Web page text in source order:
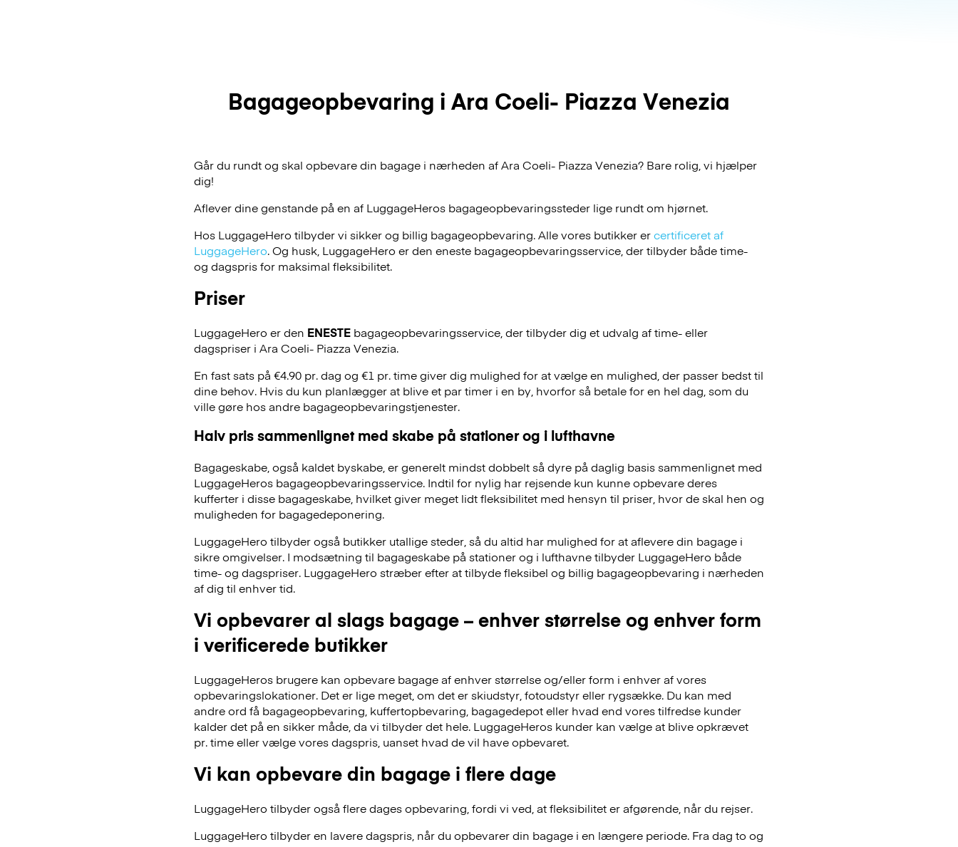
Bagageopbevaring i Ara Coeli- Piazza Venezia
Går du rundt og skal opbevare din bagage i nærheden af Ara Coeli- Piazza Venezia? Bare rolig, vi hjælper
dig!
Aflever dine genstande på en af LuggageHeros bagageopbevaringssteder lige rundt om hjørnet.
Hos LuggageHero tilbyder vi sikker og billig bagageopbevaring. Alle vores butikker ercertificeret af
LuggageHero. Og husk, LuggageHero er den eneste bagageopbevaringsservice, der tilbyder både time-
og dagspris for maksimal fleksibilitet.
Priser
LuggageHero er den ENESTE bagageopbevaringsservice, der tilbyder dig et udvalg af time- eller
dagspriser i Ara Coeli- Piazza Venezia.
En fast sats på €4.90 pr. dag og €1 pr. time giver dig mulighed for at vælge en mulighed, der passer bedst til
dine behov. Hvis du kun planlægger at blive et par timer i en by, hvorfor så betale for en hel dag, som du
ville gøre hos andre bagageopbevaringstjenester.
Halv pris sammenlignet med skabe på stationer og i lufthavne
Bagageskabe, også kaldet byskabe, er generelt mindst dobbelt så dyre på daglig basis sammenlignet med
LuggageHeros bagageopbevaringsservice. Indtil for nylig har rejsende kun kunne opbevare deres
kufferter i disse bagageskabe, hvilket giver meget lidt fleksibilitet med hensyn til priser, hvor de skal hen og
muligheden for bagagedeponering.
LuggageHero tilbyder også butikker utallige steder, så du altid har mulighed for at aflevere din bagage i
sikre omgivelser. I modsætning til bagageskabe på stationer og i lufthavne tilbyder LuggageHero både
time- og dagspriser. LuggageHero stræber efter at tilbyde fleksibel og billig bagageopbevaring i nærheden
af dig til enhver tid.
Vi opbevarer al slags bagage – enhver størrelse og enhver form
i verificerede butikker
LuggageHeros brugere kan opbevare bagage af enhver størrelse og/eller form i enhver af vores
opbevaringslokationer. Det er lige meget, om det er skiudstyr, fotoudstyr eller rygsække. Du kan med
andre ord få bagageopbevaring, kuffertopbevaring, bagagedepot eller hvad end vores tilfredse kunder
kalder det på en sikker måde, da vi tilbyder det hele. LuggageHeros kunder kan vælge at blive opkrævet
pr. time eller vælge vores dagspris, uanset hvad de vil have opbevaret.
Vi kan opbevare din bagage i flere dage
LuggageHero tilbyder også flere dages opbevaring, fordi vi ved, at fleksibilitet er afgørende, når du rejser.
LuggageHero tilbyder en lavere dagspris, når du opbevarer din bagage i en længere periode. Fra dag to og